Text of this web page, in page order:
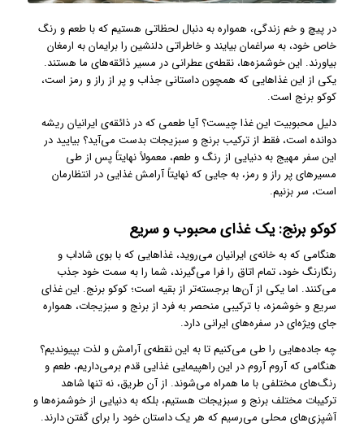
در پیچ و خم زندگی، همواره به دنبال لحظاتی هستیم که با طعم و رنگ
خاص خود، به سراغمان بیایند و خاطراتی دلنشین را برایمان به ارمغان
بیاورند. این خوشمزه‌ها، نقطه‌ی عطرانی در مسیر ذائقه‌های ما هستند.
یکی از این غذاهایی که همچون داستانی جذاب و پر از راز و رمز است،
کوکو برنج است.
دلیل محبوبیت این غذا چیست؟ آیا طعمی که در ذائقه‌ی ایرانیان ریشه
دوانده است، فقط از ترکیب برنج و سبزیجات بدست می‌آید؟ بیایید در
این سفر مهیج به دنیایی از رنگ و طعم، معمولاً نهایتاً پس از طی
مسیرهای پر راز و رمز، به جایی که نهایتاً آرامش غذایی در انتظارمان
است، سر بزنیم.
کوکو برنج: یک غذای محبوب و سریع
هنگامی که به خانه‌ی ایرانیان می‌روید، غذاهایی که با بوی شاداب و
رنگارنگ خود، تمام اتاق را فرا می‌گیرند، شما را به سمت خود جذب
می‌کنند. اما یکی از آن‌ها برجسته‌تر از بقیه است؛ کوکو برنج. این غذای
سریع و خوشمزه، با ترکیبی منحصر به فرد از برنج و سبزیجات، همواره
جای ویژه‌ای در سفره‌های ایرانی دارد.
چه جاده‌هایی را طی می‌کنیم تا به این نقطه‌ی آرامش و لذت بپیوندیم؟
هنگامی که آروم آروم در این راهپیمایی غذایی قدم برمی‌داریم، طعم و
رنگ‌های مختلفی با ما همراه می‌شوند. از آن طریق، نه تنها شاهد
ترکیبات مختلف برنج و سبزیجات هستیم، بلکه به دنیایی از خوشمزه‌ها و
آشپزی‌های محلی می‌رسیم که هر یک داستان خود را برای گفتن دارند.